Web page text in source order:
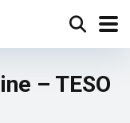
– TESO